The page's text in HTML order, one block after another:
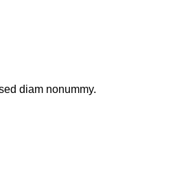
diam nonummy.